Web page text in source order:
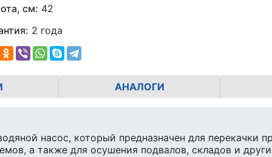
см: 42
2 года
АНАЛОГИ
насос, который предназначен для перекачки
а также для осушения подвалов, складов и